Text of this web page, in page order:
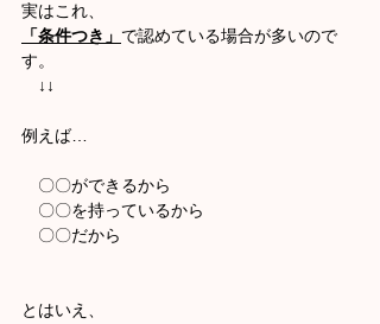
実はこれ、
「条件つき」 で認めている場合が多いので
す。
↓↓
例えば…
〇〇ができるから
〇〇を持っているから
〇〇だから
とはいえ、